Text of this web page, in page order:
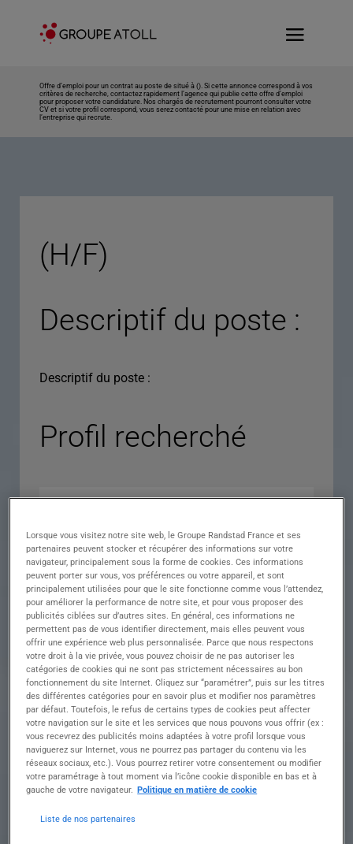
Offre d’emploi pour un contrat au poste de situé à (). Si cette annonce correspond à vos
critères de recherche, contactez rapidement l’agence qui publie cette offre d’emploi
pour proposer votre candidature. Nos chargés de recrutement pourront consulter votre
CV et si votre profil correspond, vous serez contacté pour une mise en relation avec
l’entreprise qui recrute.
(H/F)
Descriptif du poste :
Descriptif du poste :
Profil recherché
Expérience
Salaire
Contrat
Ville
()
Référence Annonce n°
Contact
Tél.
Lorsque vous visitez notre site web, le Groupe Randstad France et ses
partenaires peuvent stocker et récupérer des informations sur votre
navigateur, principalement sous la forme de cookies. Ces informations
peuvent porter sur vous, vos préférences ou votre appareil, et sont
principalement utilisées pour que le site fonctionne comme vous l’attendez,
pour améliorer la performance de notre site, et pour vous proposer des
publicités ciblées sur d’autres sites. En général, ces informations ne
permettent pas de vous identifier directement, mais elles peuvent vous
offrir une expérience web plus personnalisée. Parce que nous respectons
votre droit à la vie privée, vous pouvez choisir de ne pas autoriser les
catégories de cookies qui ne sont pas strictement nécessaires au bon
fonctionnement du site Internet. Cliquez sur “paramétrer”, puis sur les titres
des différentes catégories pour en savoir plus et modifier nos paramètres
par défaut. Toutefois, le refus de certains types de cookies peut affecter
votre navigation sur le site et les services que nous pouvons vous offrir (ex :
vous recevrez des publicités moins adaptées à votre profil lorsque vous
naviguerez sur Internet, vous ne pourrez pas partager du contenu via les
réseaux sociaux, etc.). Vous pourrez retirer votre consentement ou modifier
votre paramétrage à tout moment via l’icône cookie disponible en bas et à
gauche de votre navigateur. Politique en matière de cookie
Liste de nos partenaires